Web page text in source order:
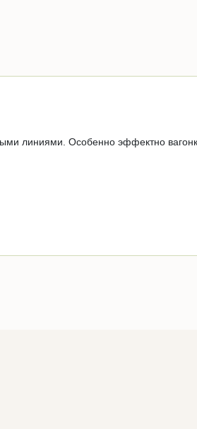
линиями. Особенно эффектно